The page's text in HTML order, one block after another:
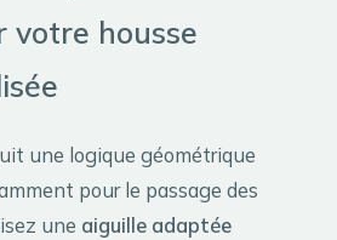
votre housse
une logique géométrique
pour le passage des
une aiguille adaptée